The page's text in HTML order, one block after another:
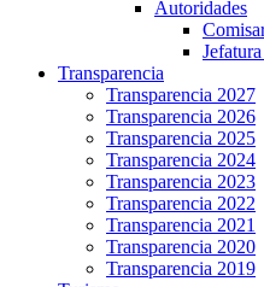
Autoridades
Transparencia
Transparencia 2027
Transparencia 2026
Transparencia 2025
Transparencia 2024
Transparencia 2023
Transparencia 2022
Transparencia 2021
Transparencia 2020
Transparencia 2019